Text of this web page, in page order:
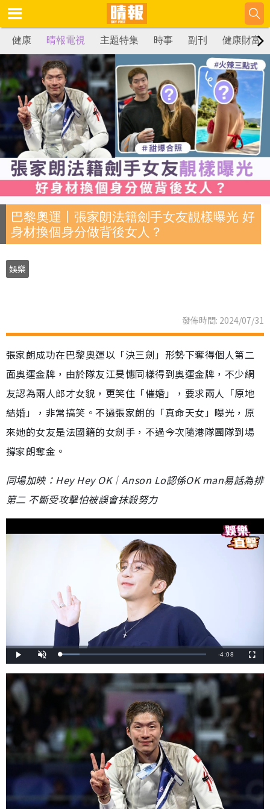
健康 晴報電視 主題特集 時事 副刊 健康財富
巴黎奧運丨張家朗法籍劍手女友靚樣曝光 好
身材換個身分做背後女人？
娛樂
發佈時間: 2024/07/31
張家朗成功在巴黎奧運以「決三劍」形勢下奪得個人第二
面奧運金牌，由於隊友江旻憓同樣得到奧運金牌，不少網
友認為兩人郎才女貌，更笑住「催婚」，要求兩人「原地
結婚」，非常搞笑。不過張家朗的「真命天女」曝光，原
來她的女友是法國籍的女劍手，不過今次隨港隊團隊到場
撐家朗奪金。
同場加映：Hey Hey OK│Anson Lo認係OK man易話為排
第二 不斷受攻擊怕被誤會抹殺努力
播
放
開
啟
效
載
畢
剩
餘
-4:08
全
螢